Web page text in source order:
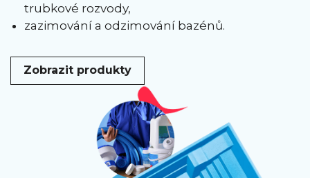
trubkové rozvody,
zazimování a odzimování bazénů.
Zobrazit produkty